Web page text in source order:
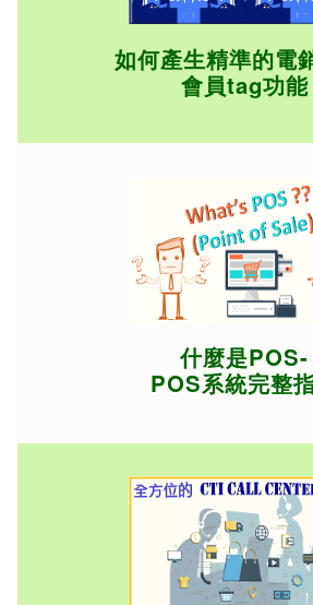
如何產生精準的電
會員tag功能
什麼是POS-
POS系統完整